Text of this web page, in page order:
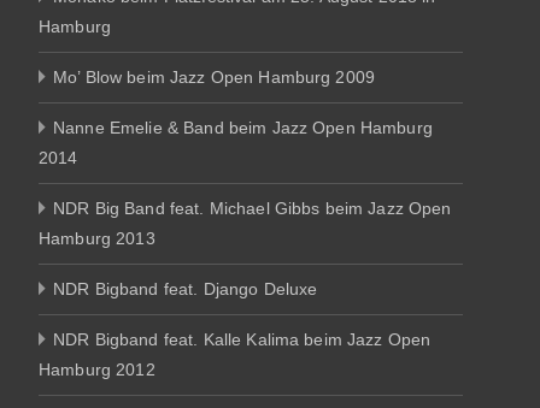
Hamburg
Mo’ Blow beim Jazz Open Hamburg 2009
Nanne Emelie & Band beim Jazz Open Hamburg
2014
NDR Big Band feat. Michael Gibbs beim Jazz Open
Hamburg 2013
NDR Bigband feat. Django Deluxe
NDR Bigband feat. Kalle Kalima beim Jazz Open
Hamburg 2012